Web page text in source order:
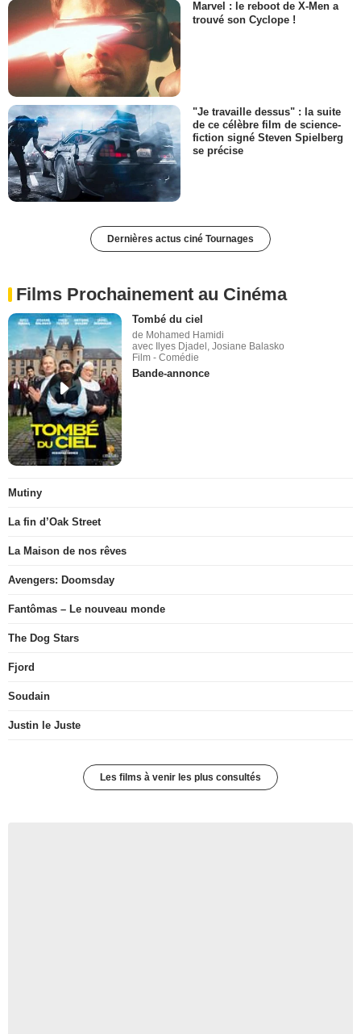
Marvel : le reboot de X-Men a
trouvé son Cyclope !
"Je travaille dessus" : la suite
de ce célèbre film de science-
fiction signé Steven Spielberg
se précise
Dernières actus ciné Tournages
Films Prochainement au Cinéma
Tombé du ciel
de Mohamed Hamidi
avec Ilyes Djadel, Josiane Balasko
Film - Comédie
Bande-annonce
Mutiny
La fin d’Oak Street
La Maison de nos rêves
Avengers: Doomsday
Fantômas – Le nouveau monde
The Dog Stars
Fjord
Soudain
Justin le Juste
Les films à venir les plus consultés